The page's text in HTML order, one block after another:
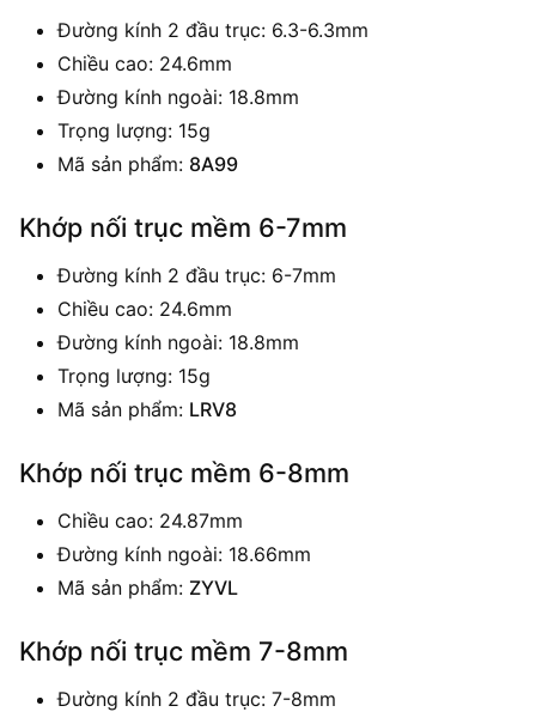
Đường kính 2 đầu trục: 6.3-6.3mm
Chiều cao: 24.6mm
Đường kính ngoài: 18.8mm
Trọng lượng: 15g
Mã sản phẩm: 8A99
Khớp nối trục mềm 6-7mm
Đường kính 2 đầu trục: 6-7mm
Chiều cao: 24.6mm
Đường kính ngoài: 18.8mm
Trọng lượng: 15g
Mã sản phẩm: LRV8
Khớp nối trục mềm 6-8mm
Chiều cao: 24.87mm
Đường kính ngoài: 18.66mm
Mã sản phẩm: ZYVL
Khớp nối trục mềm 7-8mm
Đường kính 2 đầu trục: 7-8mm